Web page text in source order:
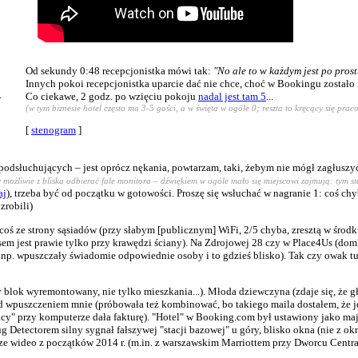
Od sekundy 0:48 recepcjonistka mówi tak: "No ale to w każdym jest po
Innych pokoi recepcjonistka uparcie dać nie chce, choć w Bookingu zostało
Co ciekawe, 2 godz. po wzięciu pokoju nadal jest tam 5...
(w tym biznesie hotel często ma 3-5 gości, a w święta w ogóle 0; reszta to kręcący się
[ stenogram ]
– jest oprócz nękania, powtarzam, taki, żebym nie mógł
z bliska odbierać fale monitora – dźwiękiem w ogóle mało się miejscowi zajmują: tym
), trzeba być od początku w gotowości. Proszę się wsłuchać w nagranie 1: coś
zrobili)
ze strony sąsiadów (przy słabym [publicznym] WiFi, 2/5 chyba, zresztą w
jest prawie tylko przy krawędzi ściany). Na Zdrojowej 28 czy w Place4Us
wpuszczały świadomie odpowiednie osoby i to gdzieś blisko). Tak czy owak
wyremontowany, nie tylko mieszkania...). Młoda dziewczyna (zdaje się, że
mnie (próbowała też kombinować, bo takiego maila dostałem, że
przy komputerze dała fakturę). "Hotel" w Booking.com był ustawiony jako
Detectorem silny sygnał fałszywej "stacji bazowej" u góry, blisko okna (nie z
wideo z początków 2014 r. (m.in. z warszawskim Marriottem przy Dworcu